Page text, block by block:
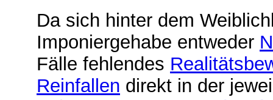
Da sich hinter dem
Imponiergehabe entweder
Fälle fehlendes
Reinfallen direkt in der